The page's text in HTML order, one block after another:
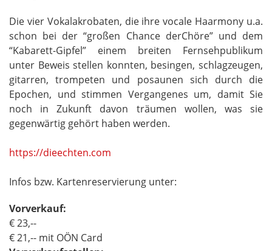
Die vier Vokalakrobaten, die ihre vocale Haarmony u.a.
schon bei der “großen Chance derChöre” und dem
“Kabarett-Gipfel” einem breiten Fernsehpublikum
unter Beweis stellen konnten, besingen, schlagzeugen,
gitarren, trompeten und posaunen sich durch die
Epochen, und stimmen Vergangenes um, damit Sie
noch in Zukunft davon träumen wollen, was sie
gegenwärtig gehört haben werden.
https://dieechten.com
Infos bzw. Kartenreservierung unter:
Vorverkauf:
€ 23,--
€ 21,-- mit OÖN Card